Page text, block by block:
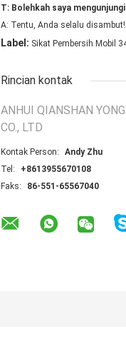
T: Bolehkah saya
A: Tentu, Anda selalu
Label: Sikat Pembersih Mobil
Rincian kontak
ANHUI QIANSHAN
CO., LTD
Kontak Person:
Andy Zhu
Tel:
+8613955670108
Faks:
86-551-65567040